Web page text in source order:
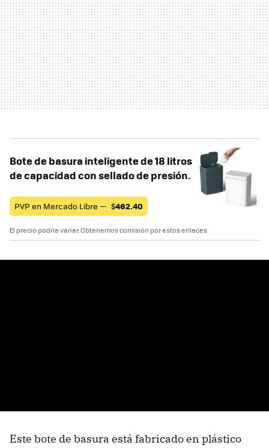
Bote de basura inteligente de 18 litros
de capacidad con sellado de presión.
PVP en Mercado Libre — $462.40
El precio podría variar. Obtenemos comisión por estos enlaces
Este bote de basura está fabricado en plástico